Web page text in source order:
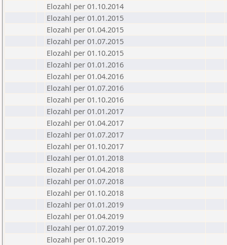
Elozahl per 01.10.2014
Elozahl per 01.01.2015
Elozahl per 01.04.2015
Elozahl per 01.07.2015
Elozahl per 01.10.2015
Elozahl per 01.01.2016
Elozahl per 01.04.2016
Elozahl per 01.07.2016
Elozahl per 01.10.2016
Elozahl per 01.01.2017
Elozahl per 01.04.2017
Elozahl per 01.07.2017
Elozahl per 01.10.2017
Elozahl per 01.01.2018
Elozahl per 01.04.2018
Elozahl per 01.07.2018
Elozahl per 01.10.2018
Elozahl per 01.01.2019
Elozahl per 01.04.2019
Elozahl per 01.07.2019
Elozahl per 01.10.2019